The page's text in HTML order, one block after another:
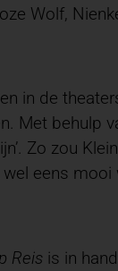
Wolf,
in de
Met behulp
Zo zou
eens mooi
Reisis in